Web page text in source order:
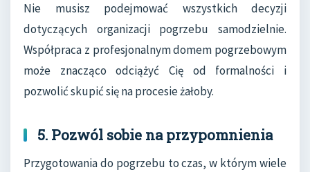
Nie musisz podejmować wszystkich decyzji
dotyczących organizacji pogrzebu samodzielnie.
Współpraca z profesjonalnym domem pogrzebowym
może znacząco odciążyć Cię od formalności i
pozwolić skupić się na procesie żałoby.
5. Pozwól sobie na przypomnienia
Przygotowania do pogrzebu to czas, w którym wiele